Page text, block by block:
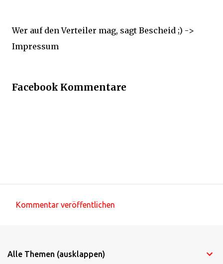
Wer auf den Verteiler mag, sagt Bescheid ;) ->
Impressum
Facebook Kommentare
m
Kommentar veröffentlichen
Alle Themen (ausklappen)